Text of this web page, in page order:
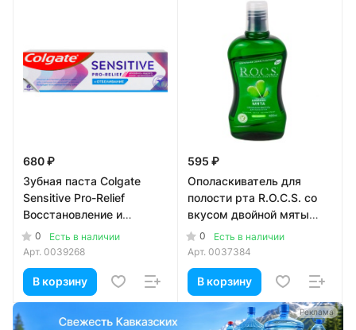
680 ₽
Зубная паста Colgate
Sensitive Pro-Relief
Восстановление и
Контроль 75 мл
0
Есть в наличии
Арт. 0039268
В корзину
Реклама
595 ₽
Ополаскиватель для
полости рта R.O.C.S. со
вкусом двойной мяты
400 мл
0
Есть в наличии
Арт. 0037384
В корзину